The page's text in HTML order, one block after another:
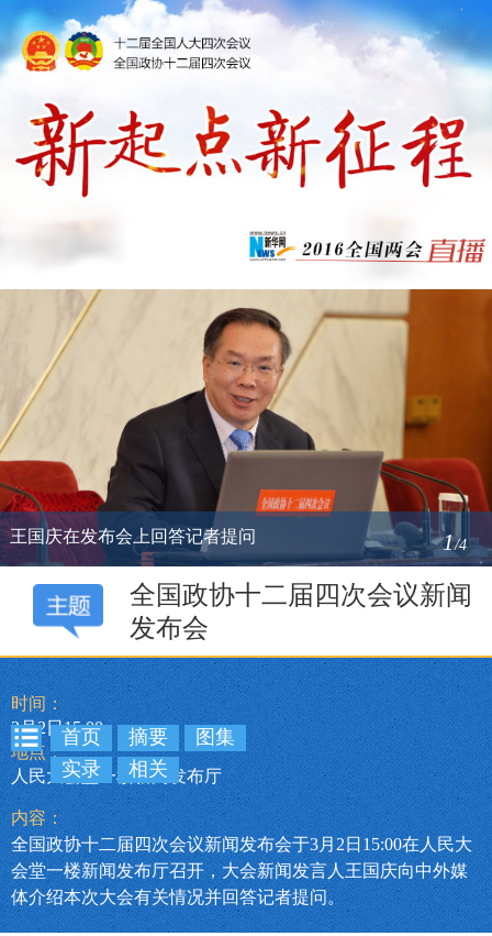
首页 摘要
图集
实录
相关
王国庆在发布会上回答记者提问 1/4
全国政协十二届四次会议新闻
发布会
时间：
3月2日15:00
地点：
人民大会堂一楼新闻发布厅
内容：
全国政协十二届四次会议新闻发布会于3月2日15:00在人民大
会堂一楼新闻发布厅召开，大会新闻发言人王国庆向中外媒
体介绍本次大会有关情况并回答记者提问。